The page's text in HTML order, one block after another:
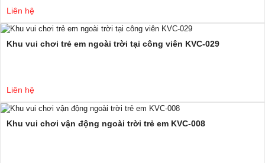
Liên hệ
Khu vui chơi trẻ em ngoài trời tại công viên KVC-029
Liên hệ
Khu vui chơi vận động ngoài trời trẻ em KVC-008